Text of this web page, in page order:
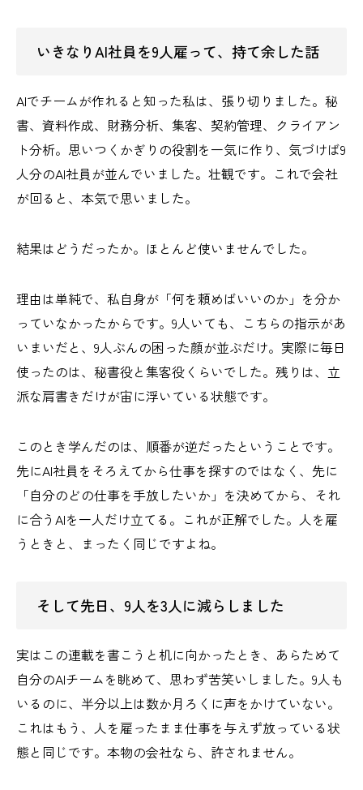
いきなりAI社員を9人雇って、持て余した話
AIでチームが作れると知った私は、張り切りました。秘
書、資料作成、財務分析、集客、契約管理、クライアン
ト分析。思いつくかぎりの役割を一気に作り、気づけば9
人分のAI社員が並んでいました。壮観です。これで会社
が回ると、本気で思いました。
結果はどうだったか。ほとんど使いませんでした。
理由は単純で、私自身が「何を頼めばいいのか」を分か
っていなかったからです。9人いても、こちらの指示があ
いまいだと、9人ぶんの困った顔が並ぶだけ。実際に毎日
使ったのは、秘書役と集客役くらいでした。残りは、立
派な肩書きだけが宙に浮いている状態です。
このとき学んだのは、順番が逆だったということです。
先にAI社員をそろえてから仕事を探すのではなく、先に
「自分のどの仕事を手放したいか」を決めてから、それ
に合うAIを一人だけ立てる。これが正解でした。人を雇
うときと、まったく同じですよね。
そして先日、9人を3人に減らしました
実はこの連載を書こうと机に向かったとき、あらためて
自分のAIチームを眺めて、思わず苦笑いしました。9人も
いるのに、半分以上は数か月ろくに声をかけていない。
これはもう、人を雇ったまま仕事を与えず放っている状
態と同じです。本物の会社なら、許されません。